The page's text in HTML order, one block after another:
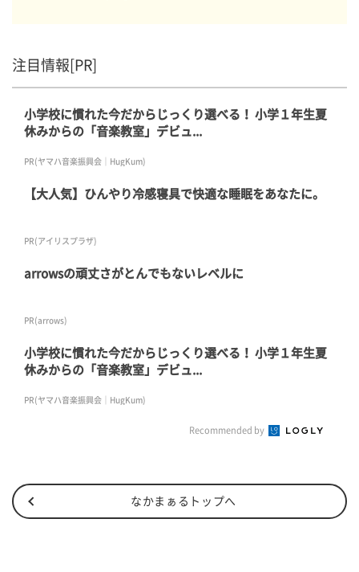
注目情報[PR]
小学校に慣れた今だからじっくり選べる！ 小学１年生夏
休みからの「音楽教室」デビュ...
PR(ヤマハ音楽振興会｜HugKum)
【大人気】ひんやり冷感寝具で快適な睡眠をあなたに。
PR(アイリスプラザ)
arrowsの頑丈さがとんでもないレベルに
PR(arrows)
小学校に慣れた今だからじっくり選べる！ 小学１年生夏
休みからの「音楽教室」デビュ...
PR(ヤマハ音楽振興会｜HugKum)
Recommended by
なかまぁるトップへ